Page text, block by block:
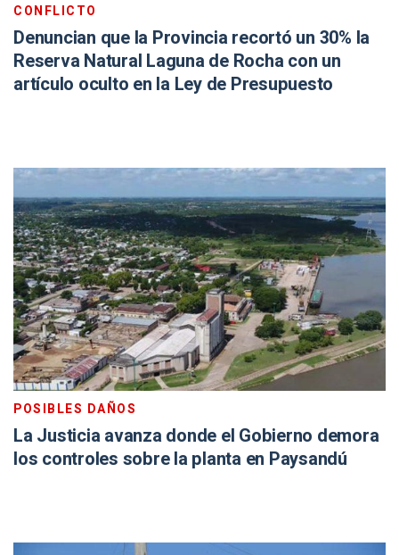
CONFLICTO
Denuncian que la Provincia recortó un 30% la
Reserva Natural Laguna de Rocha con un
artículo oculto en la Ley de Presupuesto
POSIBLES DAÑOS
La Justicia avanza donde el Gobierno demora
los controles sobre la planta en Paysandú